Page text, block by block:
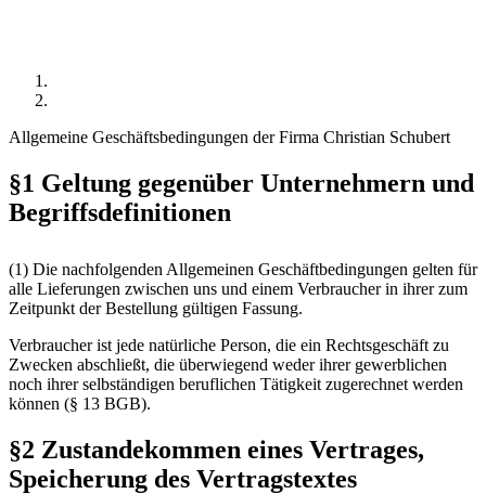
Allgemeine Geschäftsbedingungen der Firma Christian Schubert
§1 Geltung gegenüber Unternehmern und
Begriffsdefinitionen
(1) Die nachfolgenden Allgemeinen Geschäftbedingungen gelten für
alle Lieferungen zwischen uns und einem Verbraucher in ihrer zum
Zeitpunkt der Bestellung gültigen Fassung.
Verbraucher ist jede natürliche Person, die ein Rechtsgeschäft zu
Zwecken abschließt, die überwiegend weder ihrer gewerblichen
noch ihrer selbständigen beruflichen Tätigkeit zugerechnet werden
können (§ 13 BGB).
§2 Zustandekommen eines Vertrages,
Speicherung des Vertragstextes